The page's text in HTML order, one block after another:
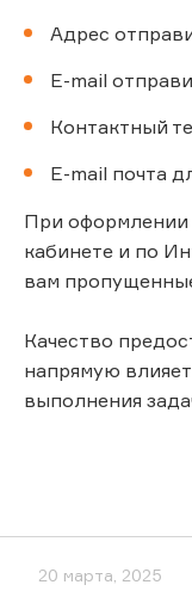
Адрес
E-mail
Контактный
E-mail почта
При оформлении
кабинете и по
вам
Качество
напрямую
выполнения
20 марта, 2025